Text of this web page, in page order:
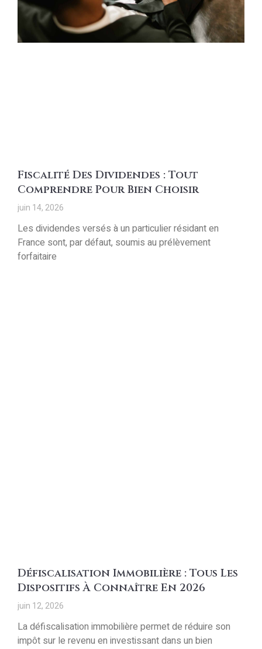
Fiscalité Des Dividendes : Tout
Comprendre Pour Bien Choisir
juin 14, 2026
Les dividendes versés à un particulier résidant en
France sont, par défaut, soumis au prélèvement
forfaitaire
Défiscalisation Immobilière : Tous Les
Dispositifs À Connaître En 2026
juin 12, 2026
La défiscalisation immobilière permet de réduire son
impôt sur le revenu en investissant dans un bien